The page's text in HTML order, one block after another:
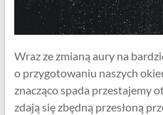
Wraz ze zmianą aury na
o przygotowaniu naszych
znacząco spada przestajemy
zdają się zbędną przesłoną